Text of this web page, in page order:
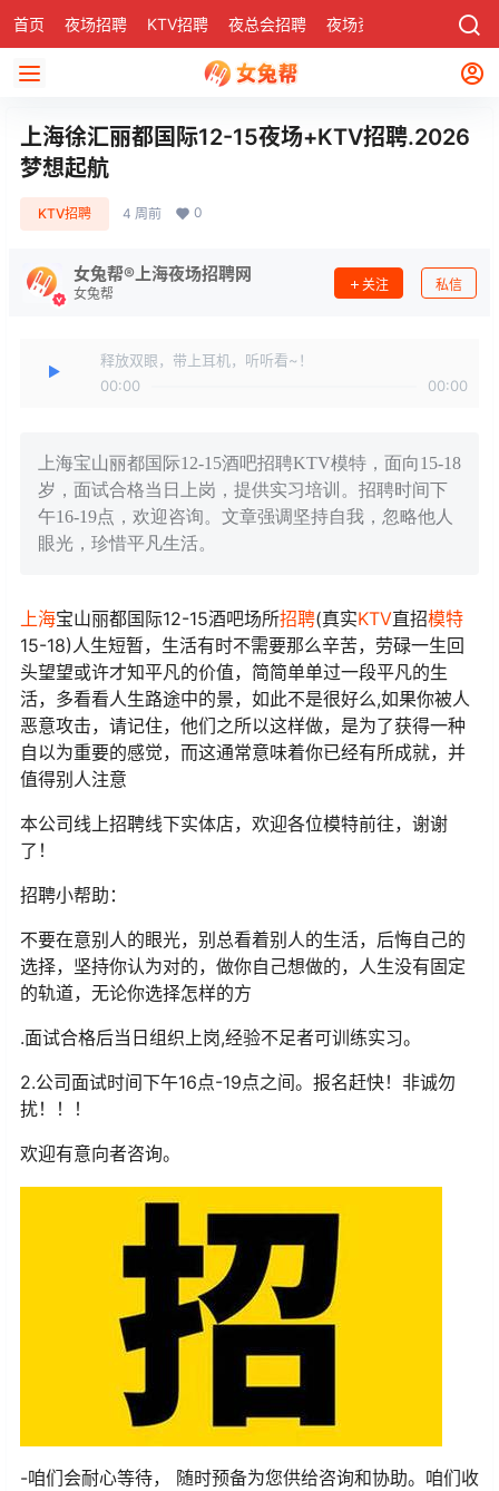
首页 夜场招聘 KTV招聘 夜总会招聘 夜场资讯 社区
上海徐汇丽都国际12-15夜场+KTV招聘.2026
梦想起航
KTV招聘 4 周前 0
女兔帮®上海夜场招聘网
女兔帮
关注 私信
释放双眼，带上耳机，听听看~！
00:00
00:00
上海宝山丽都国际12-15酒吧招聘KTV模特，面向15-18
岁，面试合格当日上岗，提供实习培训。招聘时间下
午16-19点，欢迎咨询。文章强调坚持自我，忽略他人
眼光，珍惜平凡生活。
上海宝山丽都国际12-15酒吧场所招聘(真实KTV直招模特
15-18)人生短暂，生活有时不需要那么辛苦，劳碌一生回
头望望或许才知平凡的价值，简简单单过一段平凡的生
活，多看看人生路途中的景，如此不是很好么,如果你被人
恶意攻击，请记住，他们之所以这样做，是为了获得一种
自以为重要的感觉，而这通常意味着你已经有所成就，并
值得别人注意
本公司线上招聘线下实体店，欢迎各位模特前往，谢谢
了！
招聘小帮助：
不要在意别人的眼光，别总看着别人的生活，后悔自己的
选择，坚持你认为对的，做你自己想做的，人生没有固定
的轨道，无论你选择怎样的方
.面试合格后当日组织上岗,经验不足者可训练实习。
2.公司面试时间下午16点-19点之间。报名赶快！非诚勿
扰！！！
欢迎有意向者咨询。
-咱们会耐心等待， 随时预备为您供给咨询和协助。咱们收